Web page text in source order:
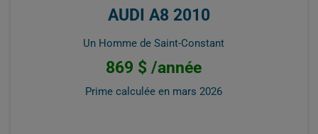
AUDI A8 2010
Un Homme de Saint-Constant
869 $ /année
Prime calculée en mars 2026